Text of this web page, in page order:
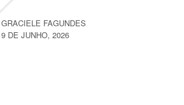
GRACIELE FAGUNDES
9 DE JUNHO, 2026